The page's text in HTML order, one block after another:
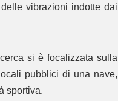
vibrazioni indotte dai
si è focalizzata sulla
pubblici di una nave,
sportiva.